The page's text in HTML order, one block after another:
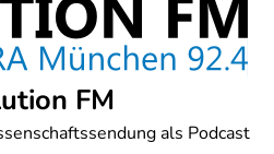
FM
als Podcast